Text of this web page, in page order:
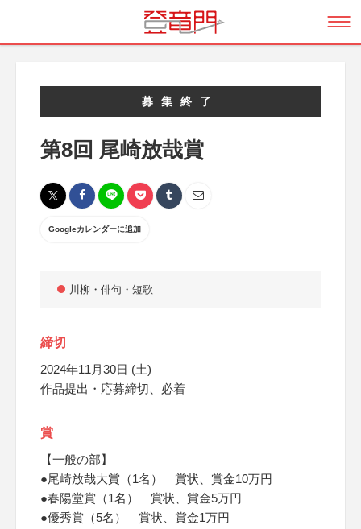
募集終了
第8回 尾崎放哉賞
Googleカレンダーに追加
川柳・俳句・短歌
締切
2024年11月30日 (土)
作品提出・応募締切、必着
賞
【一般の部】
●尾崎放哉大賞（1名） 賞状、賞金10万円
●春陽堂賞（1名） 賞状、賞金5万円
●優秀賞（5名） 賞状、賞金1万円